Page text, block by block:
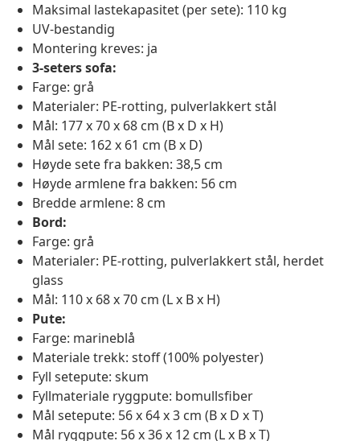
Maksimal lastekapasitet (per sete): 110 kg
UV-bestandig
Montering kreves: ja
3-seters sofa:
Farge: grå
Materialer: PE-rotting, pulverlakkert stål
Mål: 177 x 70 x 68 cm (B x D x H)
Mål sete: 162 x 61 cm (B x D)
Høyde sete fra bakken: 38,5 cm
Høyde armlene fra bakken: 56 cm
Bredde armlene: 8 cm
Bord:
Farge: grå
Materialer: PE-rotting, pulverlakkert stål, herdet
glass
Mål: 110 x 68 x 70 cm (L x B x H)
Pute:
Farge: marineblå
Materiale trekk: stoff (100% polyester)
Fyll setepute: skum
Fyllmateriale ryggpute: bomullsfiber
Mål setepute: 56 x 64 x 3 cm (B x D x T)
Mål ryggpute: 56 x 36 x 12 cm (L x B x T)